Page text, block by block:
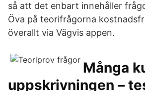
så att det enbart innehåller
Öva på teorifrågorna
överallt via Vägvis appen.
Många
uppskrivningen –